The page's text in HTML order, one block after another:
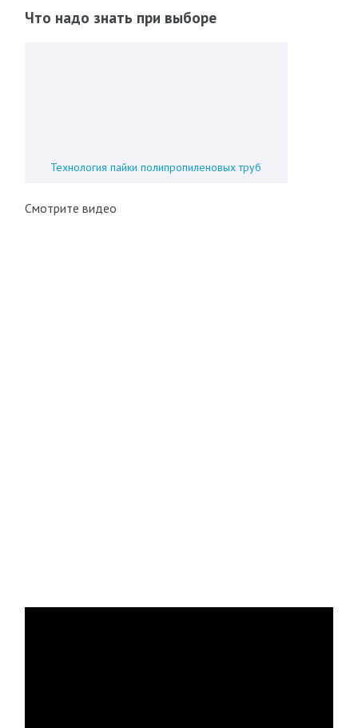
Что надо знать при выборе
Технология пайки полипропиленовых труб
Смотрите видео